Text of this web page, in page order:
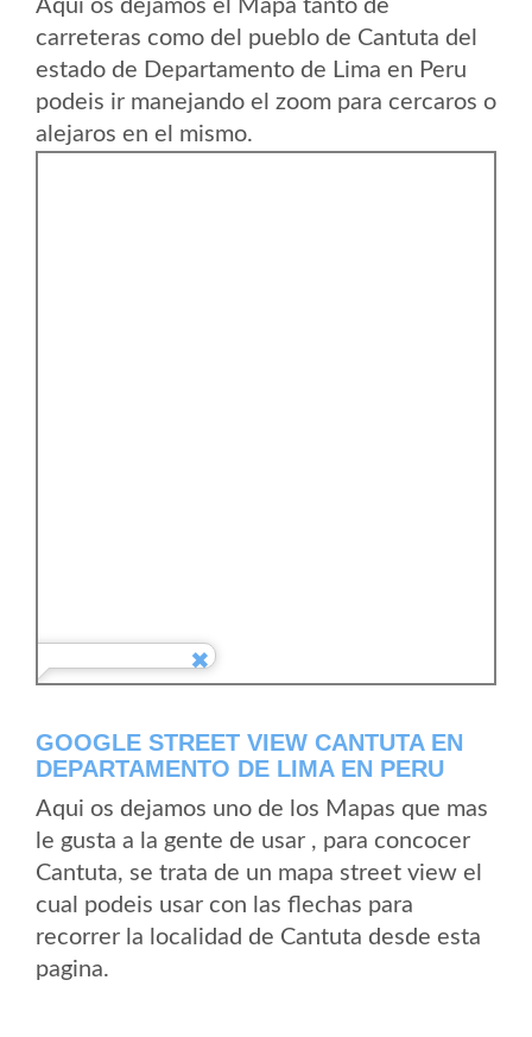
Aqui os dejamos el Mapa tanto de
carreteras como del pueblo de Cantuta del
estado de Departamento de Lima en Peru
podeis ir manejando el zoom para cercaros o
alejaros en el mismo.
GOOGLE STREET VIEW CANTUTA EN
DEPARTAMENTO DE LIMA EN PERU
Aqui os dejamos uno de los Mapas que mas
le gusta a la gente de usar , para concocer
Cantuta, se trata de un mapa street view el
cual podeis usar con las flechas para
recorrer la localidad de Cantuta desde esta
pagina.